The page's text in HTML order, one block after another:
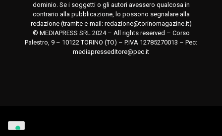
dominio. Se i soggetti o gli autori avessero qualcosa in
contrario alla pubblicazione, lo possono segnalare alla
redazione (tramite e-mail: redazione@torinomagazine.it)
© MEDIAPRESS SRL 2024 – All rights reserved – Corso
Palestro, 9 – 10122 TORINO (TO) – P.IVA 12785270013 – Pec:
mediapresseditore@pec.it